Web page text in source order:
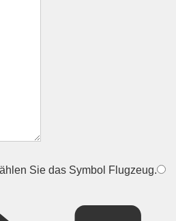
Sie das Symbol Flugzeug.